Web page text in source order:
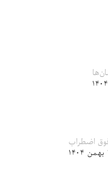
اضطراب